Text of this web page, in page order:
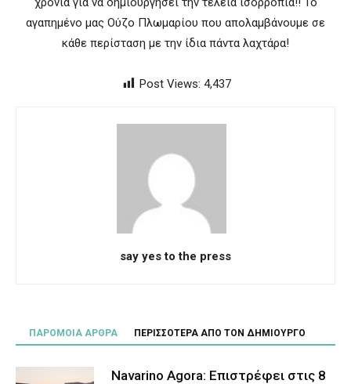
αγαπημένο μας Ούζο Πλωμαρίου που απολαμβάνουμε σε
κάθε περίσταση με την ίδια πάντα λαχτάρα!
Post Views: 4,437
say yes to the press
ΠΑΡΟΜΟΙΑ ΑΡΘΡΑ ΠΕΡΙΣΣΟΤΕΡΑ ΑΠΟ ΤΟΝ ΔΗΜΙΟΥΡΓΟ
Navarino Agora: Επιστρέφει στις 8